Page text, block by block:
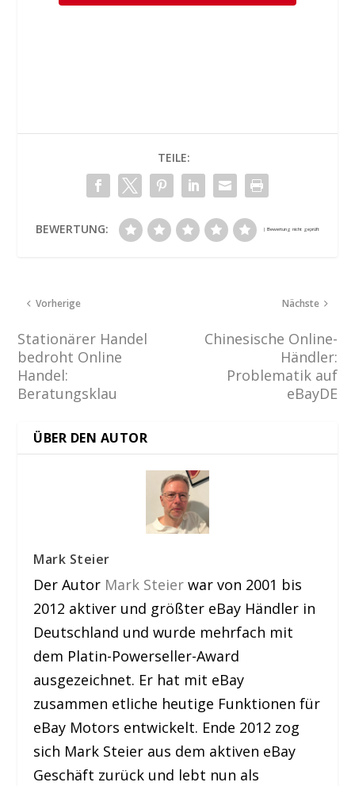
TEILE:
BEWERTUNG:
Vorherige
Stationärer Handel
bedroht Online
Handel:
Beratungsklau
Nächste
Chinesische Online-
Händler:
Problematik auf
eBayDE
ÜBER DEN AUTOR
Mark Steier
Der Autor Mark Steier war von 2001 bis
2012 aktiver und größter eBay Händler in
Deutschland und wurde mehrfach mit
dem Platin-Powerseller-Award
ausgezeichnet. Er hat mit eBay
zusammen etliche heutige Funktionen für
eBay Motors entwickelt. Ende 2012 zog
sich Mark Steier aus dem aktiven eBay
Geschäft zurück und lebt nun als